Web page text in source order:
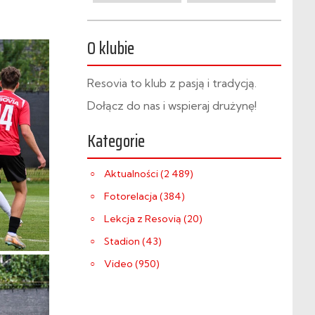
O klubie
Resovia to klub z pasją i tradycją.
Dołącz do nas i wspieraj drużynę!
Kategorie
Aktualności (2 489)
Fotorelacja (384)
Lekcja z Resovią (20)
Stadion (43)
Video (950)